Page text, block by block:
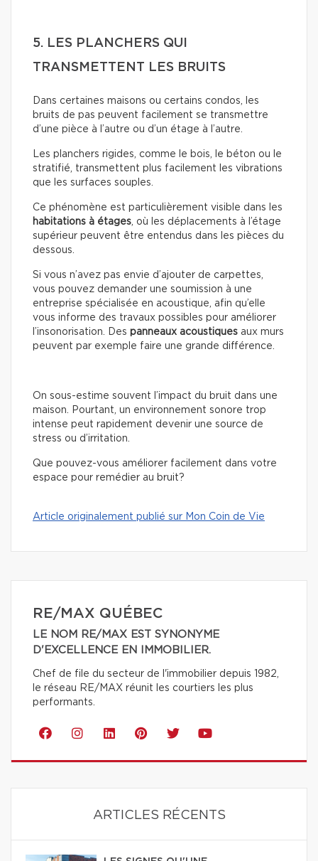
5. LES PLANCHERS QUI
TRANSMETTENT LES BRUITS
Dans certaines maisons ou certains condos, les
bruits de pas peuvent facilement se transmettre
d’une pièce à l’autre ou d’un étage à l’autre.
Les planchers rigides, comme le bois, le béton ou le
stratifié, transmettent plus facilement les vibrations
que les surfaces souples.
Ce phénomène est particulièrement visible dans les
habitations à étages, où les déplacements à l’étage
supérieur peuvent être entendus dans les pièces du
dessous.
Si vous n’avez pas envie d’ajouter de carpettes,
vous pouvez demander une soumission à une
entreprise spécialisée en acoustique, afin qu’elle
vous informe des travaux possibles pour améliorer
l’insonorisation. Des panneaux acoustiques aux murs
peuvent par exemple faire une grande différence.
On sous-estime souvent l’impact du bruit dans une
maison. Pourtant, un environnement sonore trop
intense peut rapidement devenir une source de
stress ou d’irritation.
Que pouvez-vous améliorer facilement dans votre
espace pour remédier au bruit?
Article originalement publié sur Mon Coin de Vie
RE/MAX QUÉBEC
LE NOM RE/MAX EST SYNONYME
D'EXCELLENCE EN IMMOBILIER.
Chef de file du secteur de l'immobilier depuis 1982,
le réseau RE/MAX réunit les courtiers les plus
performants.
ARTICLES RÉCENTS